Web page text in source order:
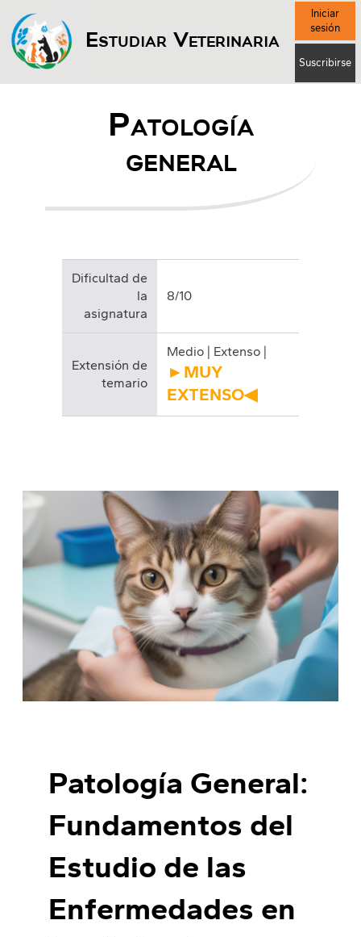
Estudiar Veterinaria
Iniciar
sesión
Suscribirse
Patología
general
Dificultad de
la
asignatura
8/10
Extensión de
temario
Medio | Extenso |
►MUY
EXTENSO◀
Patología General:
Fundamentos del
Estudio de las
Enfermedades en